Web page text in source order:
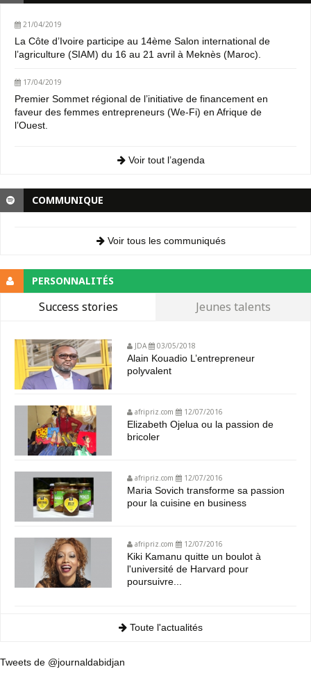
21/04/2019
La Côte d’Ivoire participe au 14ème Salon international de
l’agriculture (SIAM) du 16 au 21 avril à Meknès (Maroc).
17/04/2019
Premier Sommet régional de l’initiative de financement en
faveur des femmes entrepreneurs (We-Fi) en Afrique de
l’Ouest.
Voir tout l’agenda
COMMUNIQUE
Voir tous les communiqués
PERSONNALITÉS
Success stories Jeunes talents
JDA 03/05/2018
Alain Kouadio L’entrepreneur
polyvalent
afripriz.com 12/07/2016
Elizabeth Ojelua ou la passion de
bricoler
afripriz.com 12/07/2016
Maria Sovich transforme sa passion
pour la cuisine en business
afripriz.com 12/07/2016
Kiki Kamanu quitte un boulot à
l'université de Harvard pour
poursuivre...
Toute l'actualités
Tweets de @journaldabidjan